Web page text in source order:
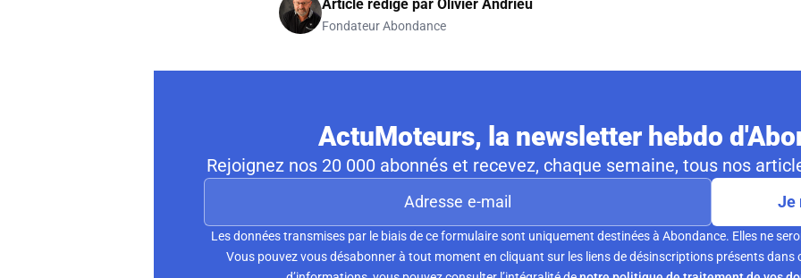
Article rédigé par Olivier Andrieu
Fondateur Abondance
ActuMoteurs, la newsletter hebdo
Rejoignez nos 20 000 abonnés et recevez, chaque semaine, tous nos
Je
Les données transmises par le biais de ce formulaire sont uniquement destinées à Abondance. Elles ne
Vous pouvez vous désabonner à tout moment en cliquant sur les liens de désinscriptions présents dans